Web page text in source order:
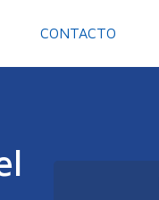
CONTACTO